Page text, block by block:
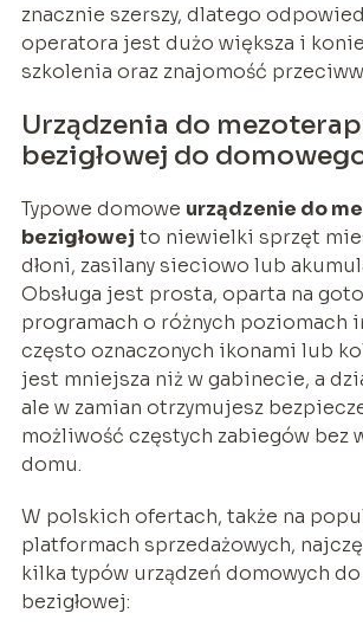
znacznie szerszy, dlatego
operatora jest dużo większa i
szkolenia oraz znajomość
Urządzenia do
bezigłowej do
Typowe domowe urządzenie do
bezigłowej to niewielki sprzęt
dłoni, zasilany sieciowo lub
Obsługa jest prosta, oparta na
programach o różnych poziomach
często oznaczonych ikonami lub
jest mniejsza niż w gabinecie, a
ale w zamian otrzymujesz
możliwość częstych zabiegów bez
domu.
W polskich ofertach, także na
platformach sprzedażowych,
kilka typów urządzeń domowych
bezigłowej: